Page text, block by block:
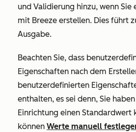
und Validierung hinzu, wenn Sie
mit Breeze erstellen. Dies führt
Ausgabe.
Beachten Sie, dass
Eigenschaften nach dem
benutzerdefinierten
enthalten, es sei denn, Sie
Einrichtung einen Standardwert
können Werte manuell